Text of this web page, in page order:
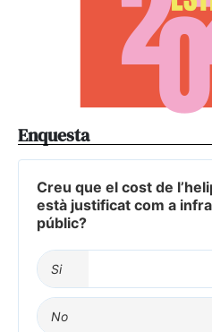
Enquesta
Creu que el cost de
està justificat com a
públic?
Si
No